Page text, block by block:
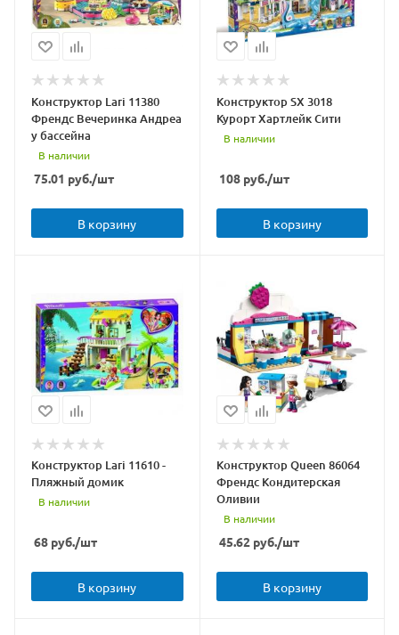
Конструктор Lari 11380
Френдс Вечеринка Андреа
у бассейна
В наличии
75.01 руб./шт
В корзину
Конструктор SX 3018
Курорт Хартлейк Сити
В наличии
108руб./шт
В корзину
Конструктор Lari 11610 -
Пляжный домик
В наличии
68 руб./шт
В корзину
Конструктор Queen 86064
Френдс Кондитерская
Оливии
В наличии
45.62руб./шт
В корзину